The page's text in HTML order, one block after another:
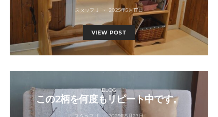
スタッフＪ 2025年5月17日
VIEW POST
BLOG
この2柄を何度もリピート中です。